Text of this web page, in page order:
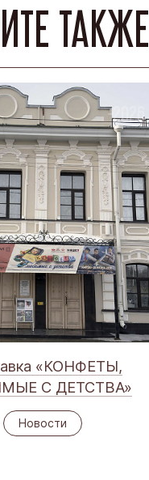
ТАКЖЕ
-2026
«КОНФЕТЫ,
С ДЕТСТВА»
Новости